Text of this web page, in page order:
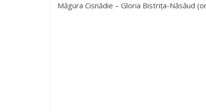
Măgura Cisnădie – Gloria Bistrița-Năsăud